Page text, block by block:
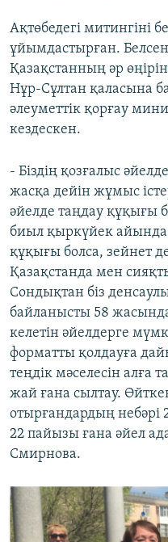
Ақтөбедегі митингіні
ұйымдастырған.
Қазақстанның әр
Нұр-Сұлтан қаласына
әлеуметтік қорғау
кездескен.
- Біздің қозғалыс
жасқа дейін жұмыс
әйелде таңдау құқығы
биыл қыркүйек айында
құқығы болса, зейнет
Қазақстанда мен
Сондықтан біз
байланысты 58
келетін әйелдерге
форматты қолдауға
теңдік мәселесін алға
жай ғана сылтау.
отырғандардың небәрі
22 пайызы ғана әйел
Смирнова.